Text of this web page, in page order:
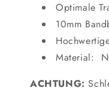
Optimale
10mm
Material:
ACHTUNG: